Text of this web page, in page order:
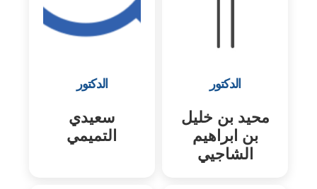
الدكتور
محيد بن خليل
بن ابراهيم
الشاجيي
الدكتور
سعيدي
التميمي